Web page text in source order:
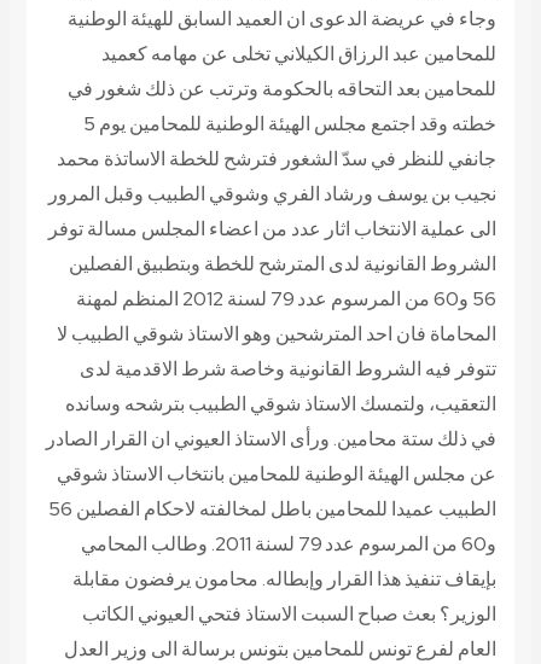
وجاء في عريضة الدعوى ان العميد السابق للهيئة الوطنية
للمحامين عبد الرزاق الكيلاني تخلى عن مهامه كعميد
للمحامين بعد التحاقه بالحكومة وترتب عن ذلك شغور في
خطته وقد اجتمع مجلس الهيئة الوطنية للمحامين يوم 5
جانفي للنظر في سدّ الشغور فترشح للخطة الاساتذة محمد
نجيب بن يوسف ورشاد الفري وشوقي الطبيب وقبل المرور
الى عملية الانتخاب اثار عدد من اعضاء المجلس مسالة توفر
الشروط القانونية لدى المترشح للخطة وبتطبيق الفصلين
56 و60 من المرسوم عدد 79 لسنة 2012 المنظم لمهنة
المحاماة فان احد المترشحين وهو الاستاذ شوقي الطبيب لا
تتوفر فيه الشروط القانونية وخاصة شرط الاقدمية لدى
التعقيب، ولتمسك الاستاذ شوقي الطبيب بترشحه وسانده
في ذلك ستة محامين. ورأى الاستاذ العيوني ان القرار الصادر
عن مجلس الهيئة الوطنية للمحامين بانتخاب الاستاذ شوقي
الطبيب عميدا للمحامين باطل لمخالفته لاحكام الفصلين 56
و60 من المرسوم عدد 79 لسنة 2011. وطالب المحامي
بإيقاف تنفيذ هذا القرار وإبطاله. محامون يرفضون مقابلة
الوزير؟ بعث صباح السبت الاستاذ فتحي العيوني الكاتب
العام لفرع تونس للمحامين بتونس برسالة الى وزير العدل